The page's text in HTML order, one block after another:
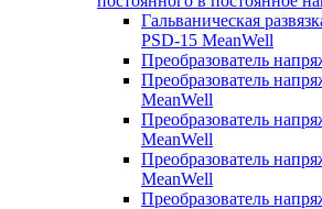
Гальваническая
PSD-15 MeanWell
Преобразователь
Преобразователь
MeanWell
Преобразователь
MeanWell
Преобразователь
MeanWell
Преобразователь